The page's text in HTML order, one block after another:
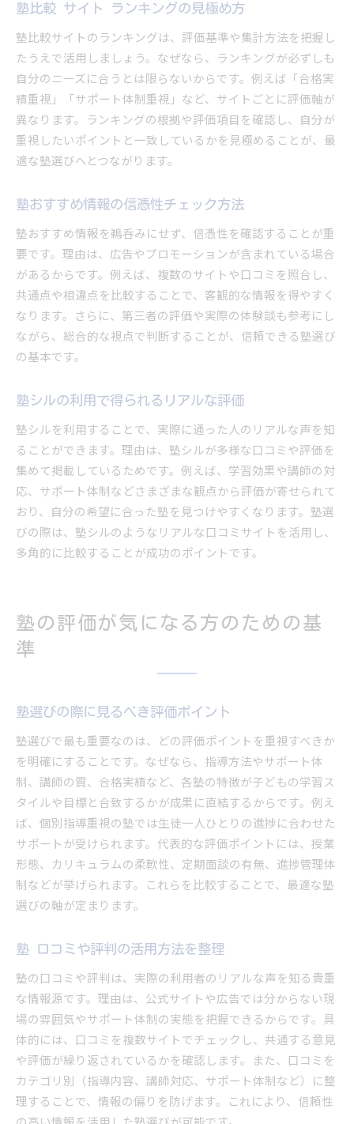
塾比較 サイト ランキングの見極め方
塾比較サイトのランキングは、評価基準や集計方法を把握し
たうえで活用しましょう。なぜなら、ランキングが必ずしも
自分のニーズに合うとは限らないからです。例えば「合格実
績重視」「サポート体制重視」など、サイトごとに評価軸が
異なります。ランキングの根拠や評価項目を確認し、自分が
重視したいポイントと一致しているかを見極めることが、最
適な塾選びへとつながります。
塾おすすめ情報の信憑性チェック方法
塾おすすめ情報を鵜呑みにせず、信憑性を確認することが重
要です。理由は、広告やプロモーションが含まれている場合
があるからです。例えば、複数のサイトや口コミを照合し、
共通点や相違点を比較することで、客観的な情報を得やすく
なります。さらに、第三者の評価や実際の体験談も参考にし
ながら、総合的な視点で判断することが、信頼できる塾選び
の基本です。
塾シルの利用で得られるリアルな評価
塾シルを利用することで、実際に通った人のリアルな声を知
ることができます。理由は、塾シルが多様な口コミや評価を
集めて掲載しているためです。例えば、学習効果や講師の対
応、サポート体制などさまざまな観点から評価が寄せられて
おり、自分の希望に合った塾を見つけやすくなります。塾選
びの際は、塾シルのようなリアルな口コミサイトを活用し、
多角的に比較することが成功のポイントです。
塾の評価が気になる方のための基
準
塾選びの際に見るべき評価ポイント
塾選びで最も重要なのは、どの評価ポイントを重視すべきか
を明確にすることです。なぜなら、指導方法やサポート体
制、講師の質、合格実績など、各塾の特徴が子どもの学習ス
タイルや目標と合致するかが成果に直結するからです。例え
ば、個別指導重視の塾では生徒一人ひとりの進捗に合わせた
サポートが受けられます。代表的な評価ポイントには、授業
形態、カリキュラムの柔軟性、定期面談の有無、進捗管理体
制などが挙げられます。これらを比較することで、最適な塾
選びの軸が定まります。
塾 口コミや評判の活用方法を整理
塾の口コミや評判は、実際の利用者のリアルな声を知る貴重
な情報源です。理由は、公式サイトや広告では分からない現
場の雰囲気やサポート体制の実態を把握できるからです。具
体的には、口コミを複数サイトでチェックし、共通する意見
や評価が繰り返されているかを確認します。また、口コミを
カテゴリ別（指導内容、講師対応、サポート体制など）に整
理することで、情報の偏りを防げます。これにより、信頼性